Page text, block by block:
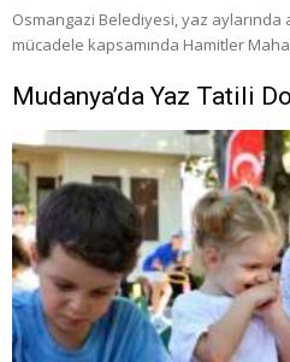
Osmangazi Belediyesi, yaz aylarında
mücadele kapsamında Hamitler
Mudanya’da Yaz Tatili